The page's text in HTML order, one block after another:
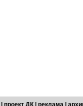
проект ДК реклама